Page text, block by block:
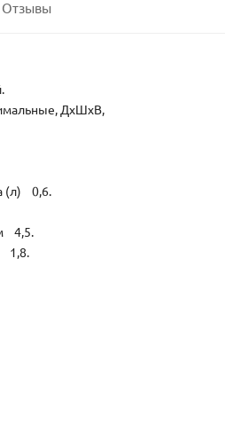
Отзывы
ДхШхВ,
(л) 0,6.
4,5.
1,8.